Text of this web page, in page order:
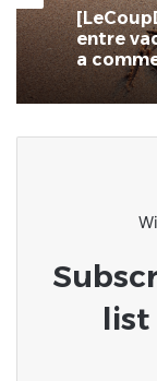
entre
a
list